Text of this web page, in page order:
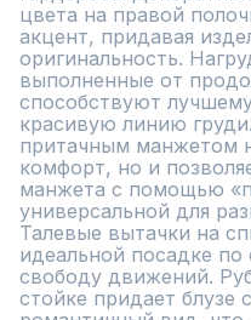
цвета на правой
акцент, придавая
оригинальность.
выполненные от
способствуют
красивую линию
притачным манжетом
комфорт, но и
манжета с помощью
универсальной для
Талевые вытачки на
идеальной посадке по
свободу движений.
стойке придает блузе